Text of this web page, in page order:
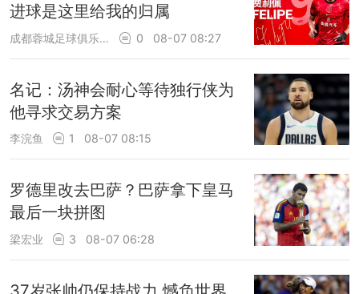
进球是这里给我的归属
成都蓉城足球俱乐部 0 08-07 08:27
名记：汤神会耐心等待独行侠为
他寻求交易方案
李浣鱼 1 08-07 08:15
罗德里改去巴萨？巴萨拿下皇马
最后一块拼图
梁宏业 3 08-07 06:28